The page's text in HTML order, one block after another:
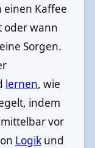
einen Kaffee
oder wann
Sorgen.
lernen, wie
indem
vor
Logikund